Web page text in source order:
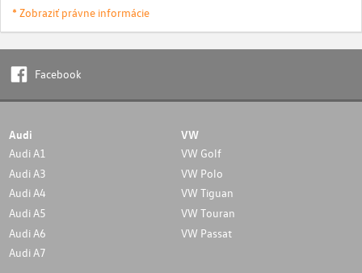
* Zobraziť právne informácie
Facebook
Audi
Audi A1
Audi A3
Audi A4
Audi A5
Audi A6
Audi A7
VW
VW Golf
VW Polo
VW Tiguan
VW Touran
VW Passat